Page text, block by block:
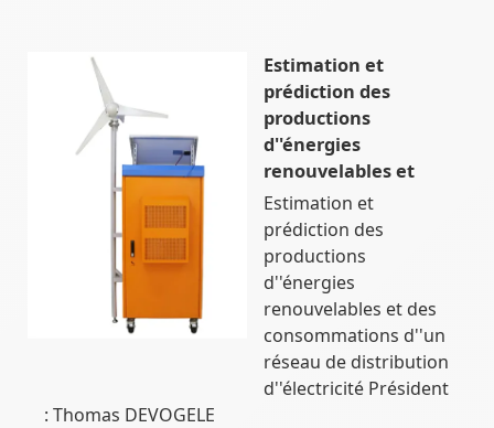
Estimation et
prédiction des
productions
d''énergies
renouvelables et
Estimation et
prédiction des
productions
d''énergies
renouvelables et des
consommations d''un
réseau de distribution
d''électricité Président
: Thomas DEVOGELE